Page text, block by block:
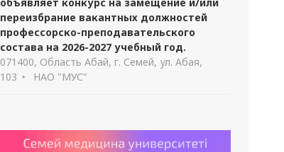
переизбрание вакантных должностей
профессорско-преподавательского
состава на 2026-2027 учебный год.
071400, Область Абай, г. Семей, ул. Абая,
103
НАО "МУС"